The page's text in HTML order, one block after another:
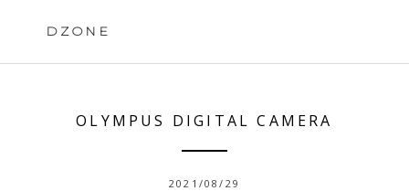
DZONE
OLYMPUS DIGITAL CAMERA
2021/08/29